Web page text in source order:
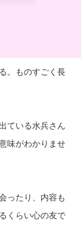
。ものすごく長
ている水兵さん
味がわかりませ
ったり、内容も
くらい心の友で